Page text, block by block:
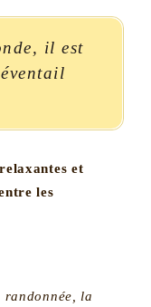
il est
et
les
randonnée, la